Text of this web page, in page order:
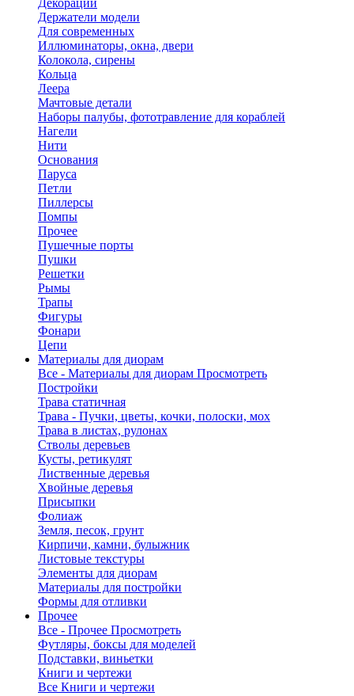
Декорации
Держатели модели
Для современных
Иллюминаторы, окна, двери
Колокола, сирены
Кольца
Леера
Мачтовые детали
Наборы палубы, фототравление для кораблей
Нагели
Нити
Основания
Паруса
Петли
Пиллерсы
Помпы
Прочее
Пушечные порты
Пушки
Решетки
Рымы
Трапы
Фигуры
Фонари
Цепи
Материалы для диорам
Все - Материалы для диорам Просмотреть
Постройки
Трава статичная
Трава - Пучки, цветы, кочки, полоски, мох
Трава в листах, рулонах
Стволы деревьев
Кусты, ретикулят
Лиственные деревья
Хвойные деревья
Присыпки
Фолиаж
Земля, песок, грунт
Кирпичи, камни, булыжник
Листовые текстуры
Элементы для диорам
Материалы для постройки
Формы для отливки
Прочее
Все - Прочее Просмотреть
Футляры, боксы для моделей
Подставки, виньетки
Книги и чертежи
Все Книги и чертежи